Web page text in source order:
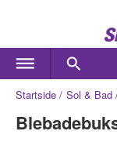
Startside Sol & Bad